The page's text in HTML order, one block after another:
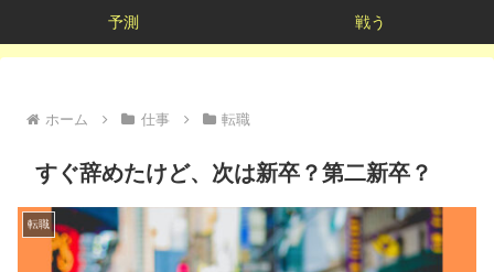
予測 戦う
ホーム 仕事 転職
すぐ辞めたけど、次は新卒？第二新卒？
転職